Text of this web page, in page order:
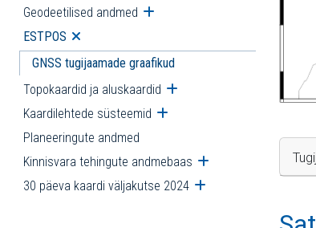
Geodeetilised andmed Ava alammenüü
ESTPOS Ava alammenüü
GNSS tugijaamade graafikud
Topokaardid ja aluskaardid Ava alammenüü
Kaardilehtede süsteemid Ava alammenüü
Planeeringute andmed
Kinnisvara tehingute andmebaas Ava alammenüü
30 päeva kaardi väljakutse 2024 Ava alammenüü